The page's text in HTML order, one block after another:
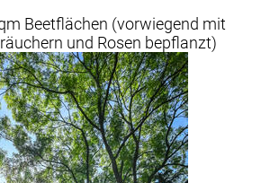
Beetflächen (vorwiegend mit
und Rosen bepflanzt)